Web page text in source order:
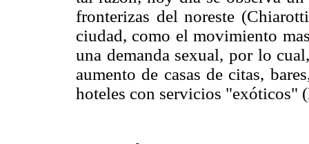
fronterizas del noreste
ciudad, como el movimiento
una demanda sexual, por lo
aumento de casas de citas,
hoteles con servicios "exóticos"